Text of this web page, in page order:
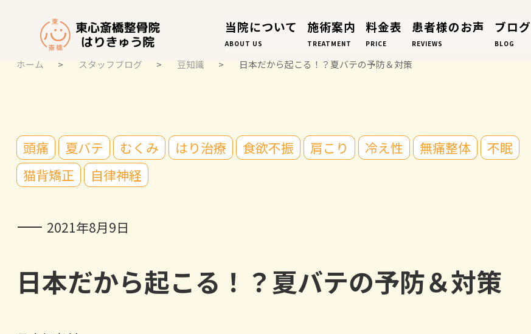
当院について
ABOUT US
施術案内
TREATMENT
料金表
PRICE
患者様のお声
REVIEWS
ブログ
BLOG
STAFF BLOG
ホーム > スタッフブログ > 豆知識 > 日本だから起こる！？夏バテの予防＆対策
頭痛 夏バテ むくみ はり治療 食欲不振 肩こり 冷え性 無痛整体
不眠
猫背矯正
自律神経
2021年8月9日
日本だから起こる！？夏バテの予防＆対策